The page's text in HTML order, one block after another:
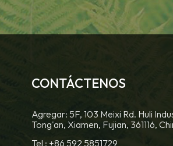
CONTÁCTENOS
Agregar: 5F, 103 Meixi Rd. Huli
Tong'an, Xiamen, Fujian, 361116,
Tel : +86 592 5851729